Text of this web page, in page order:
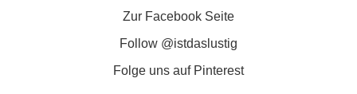
Zur Facebook Seite
Follow @istdaslustig
Folge uns auf Pinterest